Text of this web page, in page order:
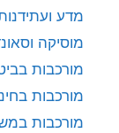
מדע
מוסיקה
מורכבות
מורכבות
מורכבות